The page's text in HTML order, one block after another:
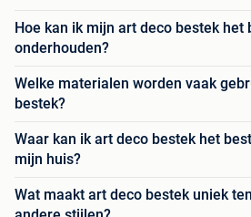
Hoe kan ik mijn art deco bestek het
onderhouden?
Welke materialen worden vaak
bestek?
Waar kan ik art deco bestek het
mijn huis?
Wat maakt art deco bestek uniek